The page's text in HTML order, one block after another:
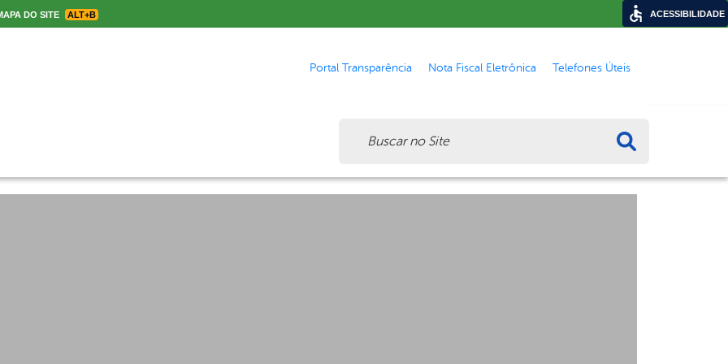
DO SITE ALT+B
Portal Transparência Nota Fiscal Eletrônica Telefones Úteis
ACESSIBILIDADE